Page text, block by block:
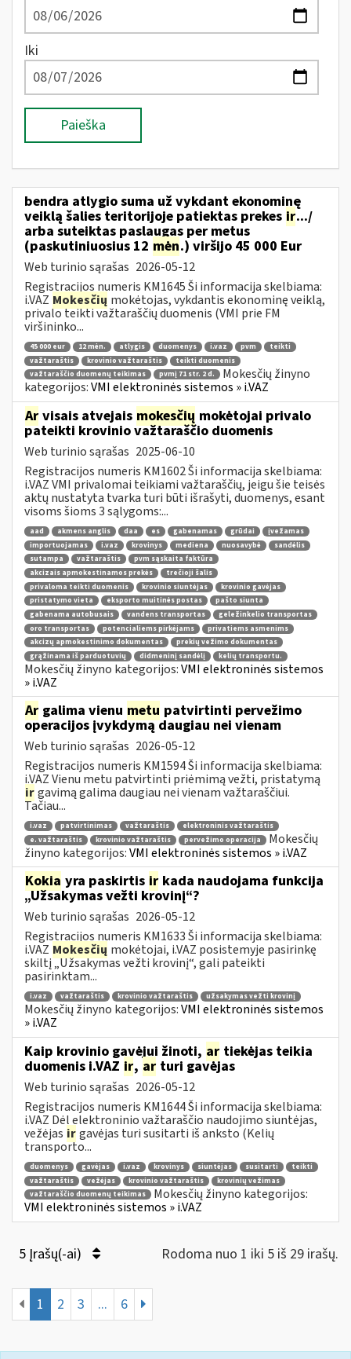
Iki
Paieška
bendra atlygio suma už vykdant ekonominę
veiklą šalies teritorijoje patiektas prekes ir.../
arba suteiktas paslaugas per metus
(paskutiniuosius 12 mėn.) viršijo 45 000 Eur
Web turinio sąrašas 2026-05-12
Registracijos numeris KM1645 Ši informacija skelbiama:
i.VAZ Mokesčių mokėtojas, vykdantis ekonominę veiklą,
privalo teikti važtaraščių duomenis (VMI prie FM
viršininko...
45 000 eur 12 mėn. atlygis duomenys i.vaz pvm
teikti
važtaraštis
krovinio važtaraštis
teikti duomenis
važtaraščio duomenų teikimas
pvmį 71 str. 2 d.
Mokesčių žinyno
kategorijos:VMI elektroninės sistemos » i.VAZ
Ar visais atvejais mokesčių mokėtojai privalo
pateikti krovinio važtaraščio duomenis
Web turinio sąrašas 2025-06-10
Registracijos numeris KM1602 Ši informacija skelbiama:
i.VAZ VMI privalomai teikiami važtaraščių, jeigu šie teisės
aktų nustatyta tvarka turi būti išrašyti, duomenys, esant
visoms šioms 3 sąlygoms:...
aad akmens anglis daa es gabenamas grūdai
įvežamas
importuojamas
i.vaz krovinys mediena nuosavybė
sandėlis
sutampa
važtaraštis
pvm sąskaita faktūra
akcizais apmokestinamos prekės
trečioji šalis
privaloma teikti duomenis
krovinio siuntėjas
krovinio gavėjas
pristatymo vieta
eksporto muitinės postas
pašto siunta
gabenama autobusais
vandens transportas
geležinkelio transportas
oro transportas
potencialiems pirkėjams
privatiems asmenims
akcizų apmokestinimo dokumentas
prekių vežimo dokumentas
grąžinama iš parduotuvių
didmeninį sandėlį kelių transportu.
Mokesčių žinyno kategorijos:VMI elektroninės sistemos
» i.VAZ
Ar galima vienu metu patvirtinti pervežimo
operacijos įvykdymą daugiau nei vienam
Web turinio sąrašas 2026-05-12
Registracijos numeris KM1594 Ši informacija skelbiama:
i.VAZ Vienu metu patvirtinti priėmimą vežti, pristatymą
irgavimą galima daugiau nei vienam važtaraščiui.
Tačiau...
i.vaz patvirtinimas važtaraštis
elektroninis važtaraštis
e. važtaraštis
krovinio važtaraštis pervežimo operacija
Mokesčių
žinyno kategorijos:VMI elektroninės sistemos » i.VAZ
Kokia yra paskirtis ir kada naudojama funkcija
„Užsakymas vežti krovinį“?
Web turinio sąrašas 2026-05-12
Registracijos numeris KM1633 Ši informacija skelbiama:
i.VAZ Mokesčių mokėtojai, i.VAZ posistemyje pasirinkę
skiltį „Užsakymas vežti krovinį“, gali pateikti
pasirinktam...
i.vaz važtaraštis krovinio važtaraštis užsakymas vežti krovinį
Mokesčių žinyno kategorijos:VMI elektroninės sistemos
» i.VAZ
Kaip krovinio gavėjui žinoti, ar tiekėjas teikia
duomenis i.VAZ ir, ar turi gavėjas
Web turinio sąrašas 2026-05-12
Registracijos numeris KM1644 Ši informacija skelbiama:
i.VAZ Dėl elektroninio važtaraščio naudojimo siuntėjas,
vežėjas irgavėjas turi susitarti iš anksto (Kelių
transporto...
duomenys gavėjas i.vaz krovinys siuntėjas susitarti
teikti
važtaraštis
vežėjas krovinio važtaraštis
krovinių vežimas
važtaraščio duomenų teikimas
Mokesčių žinyno kategorijos:
VMI elektroninės sistemos » i.VAZ
5 Įrašų(-ai) Rodoma nuo 1 iki 5 iš 29 irašų.
1 2 3 ... 6